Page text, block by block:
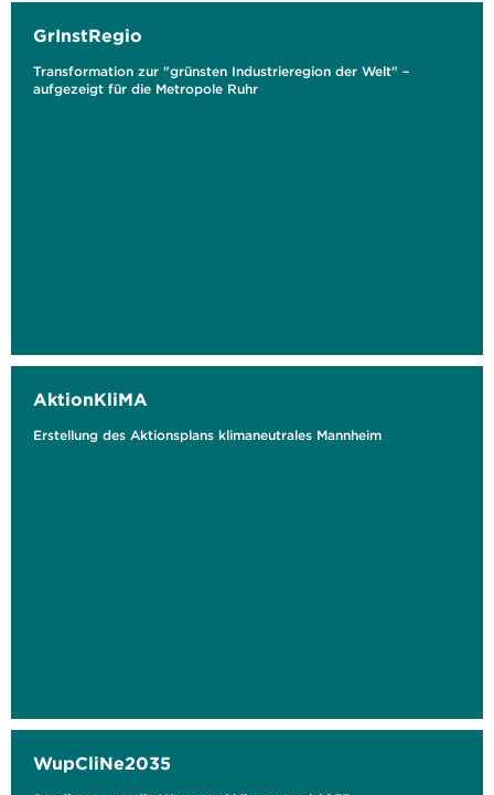
GrInstRegio
Transformation zur "grünsten Industrieregion der Welt" –
aufgezeigt für die Metropole Ruhr
AktionKliMA
Erstellung des Aktionsplans klimaneutrales Mannheim
WupCliNe2035